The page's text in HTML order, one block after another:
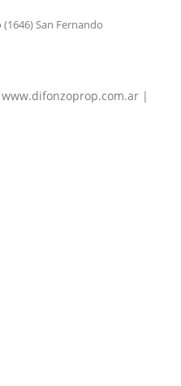
(1646) San Fernando
|